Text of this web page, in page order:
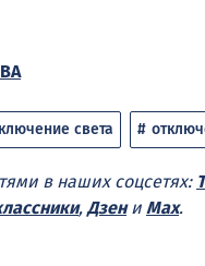
света
в наших соцсетях:
, Дзени Max.